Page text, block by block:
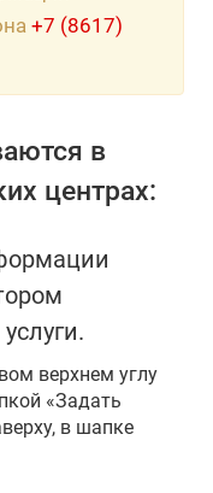
+7 (8617)
в
центрах:
верхнем углу
«Задать
в шапке